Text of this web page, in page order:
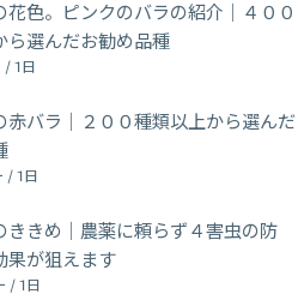
花色。ピンクのバラの紹介｜４００
ら選んだお勧め品種
1日
赤バラ｜２００種類以上から選んだ
/ 1日
ききめ｜農薬に頼らず４害虫の防
果が狙えます
/ 1日